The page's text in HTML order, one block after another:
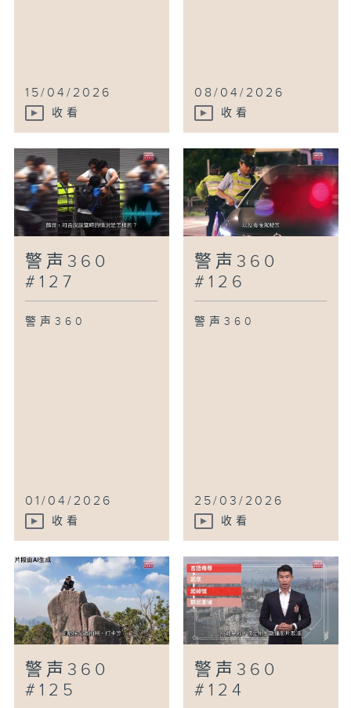
15/04/2026
收看
08/04/2026
收看
警声360
#127
警声360
01/04/2026
收看
警声360
#126
警声360
25/03/2026
收看
警声360
#125
警声360
#124